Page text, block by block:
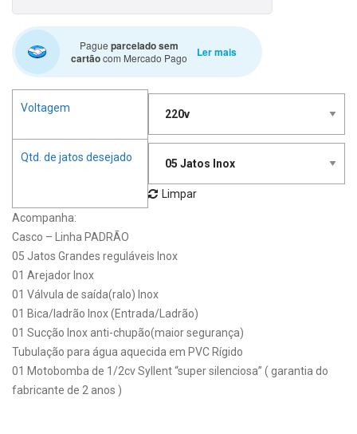
Pague parcelado sem
cartãocom Mercado Pago Ler mais
Voltagem
Qtd. de jatos desejado
Limpar
Acompanha:
Casco – Linha PADRÃO
05 Jatos Grandes reguláveis Inox
01 Arejador Inox
01 Válvula de saída(ralo) Inox
01 Bica/ladrão Inox (Entrada/Ladrão)
01 Sucção Inox anti-chupão(maior segurança)
Tubulação para água aquecida em PVC Rígido
01 Motobomba de 1/2cv Syllent “super silenciosa” ( garantia do
fabricante de 2 anos )